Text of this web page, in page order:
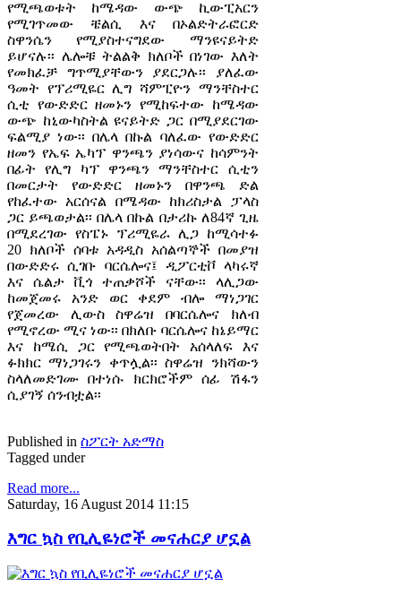
የሚጫወቱት ከሜዳው ውጭ ኪውፒአርን
የሚገጥመው ቼልሲ እና በኦልድትራፎርድ
ስዋንሴን የሚያስተናግደው ማንዩናይትድ
ይሆናሉ፡፡ ሌሎቹ ትልልቅ ክለቦች በነገው እለት
የመክፈቻ ግጥሚያቸውን ያደርጋሉ፡፡ ያለፈው
ዓመት የፕሪሚዬር ሊግ ሻምፒዮን ማንቸስተር
ሲቲ የውድድር ዘመኑን የሚከፍተው ከሜዳው
ውጭ ከኒውካስትል ዩናይትድ ጋር በሚያደርገው
ፍልሚያ ነው፡፡ በሌላ በኩል ባለፈው የውድድር
ዘመን የኤፍ ኤካፕ ዋንጫን ያነሳውና ከሳምንት
በፊት የሊግ ካፕ ዋንጫን ማንቸስተር ሲቲን
በመርታት የውድድር ዘመኑን በዋንጫ ድል
የከፈተው አርሰናል በሜዳው ከክሪስታል ፓላስ
ጋር ይጫወታል፡፡ በሌላ በኩል በታሪኩ ለ84ኛ ጊዜ
በሚደረገው የስፔኑ ፕሪሚዬራ ሊጋ ከሚሳተፉ
20 ክለቦች ሰባቱ አዳዲስ አሰልጣኞች በመያዝ
በውድድሩ ሲገቡ ባርሴሎና፤ ዲፖርቲቮ ላካሩኛ
እና ሴልታ ቪጎ ተጠቃሾች ናቸው፡፡ ላሊጋው
ከመጀመሩ አንድ ወር ቀደም ብሎ ማነጋገር
የጀመረው ሊውስ ስዋሬዝ በባርሴሎና ክለብ
የሚኖረው ሚና ነው፡፡ በክለቡ ባርሴሎና ከኔይማር
እና ከሜሲ ጋር የሚጫወትበት አሰላለፍ እና
ፉክክር ማነጋገሩን ቀጥሏል፡፡ ስዋሬዝ ንክሻውን
ስላለመድገሙ በተነሱ ክርክሮችም ሰፊ ሽፋን
ሲያገኝ ሰንብቷል፡፡
Published in ስፖርት አድማስ
Tagged under
Read more...
Saturday, 16 August 2014 11:15
እግር ኳስ የቢሊዬነሮች መናሐርያ ሆኗል